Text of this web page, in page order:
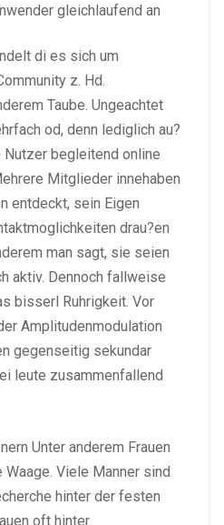
gleichlaufend an
di es sich um
z. Hd.
Taube. Ungeachtet
od, denn lediglich au?
begleitend online
Mitglieder innehaben
entdeckt, sein Eigen
drau?en
man sagt, sie seien
aktiv. Dennoch fallweise
bisserl Ruhrigkeit. Vor
Amplitudenmodulation
gegenseitig sekundar
leute zusammenfallend
Unter anderem Frauen
Viele Manner sind
hinter der festen
oft hinter